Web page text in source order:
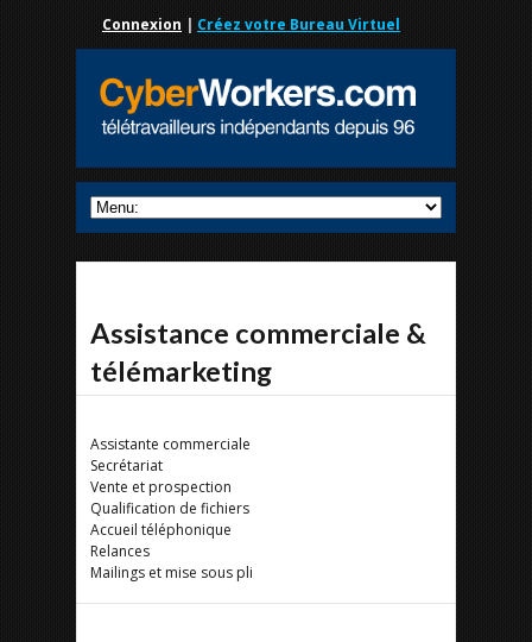
Connexion | Créez votre Bureau Virtuel
Assistance commerciale &
télémarketing
Assistante commerciale
Secrétariat
Vente et prospection
Qualification de fichiers
Accueil téléphonique
Relances
Mailings et mise sous pli